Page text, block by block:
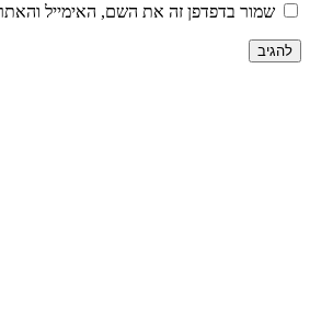
שמור בדפדפן זה את השם, האימייל